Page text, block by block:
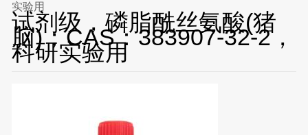
实验用
试剂级，磷脂酰丝氨酸(猪
脑)；CAS：383907-32-2，
科研实验用